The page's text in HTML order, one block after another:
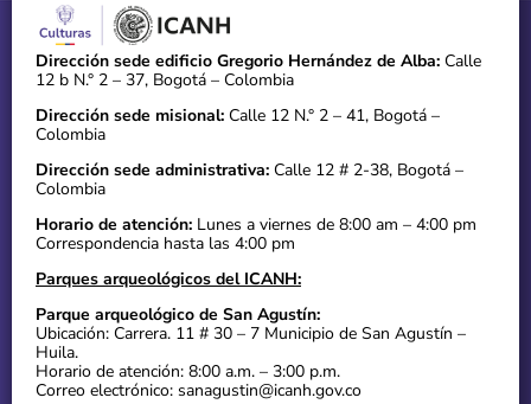
Dirección sede edificio Gregorio Hernández de Alba: Calle
12 b N.° 2 – 37, Bogotá – Colombia
Dirección sede misional: Calle 12 N.° 2 – 41, Bogotá –
Colombia
Dirección sede administrativa: Calle 12 # 2-38, Bogotá –
Colombia
Horario de atención: Lunes a viernes de 8:00 am – 4:00 pm
Correspondencia hasta las 4:00 pm
Parques arqueológicos del ICANH:
Parque arqueológico de San Agustín:
Ubicación: Carrera. 11 # 30 – 7 Municipio de San Agustín –
Huila.
Horario de atención: 8:00 a.m. – 3:00 p.m.
Correo electrónico: sanagustin@icanh.gov.co